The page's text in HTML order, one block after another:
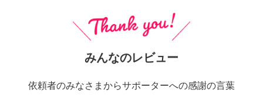
みんなのレビュー
依頼者のみなさまからサポーターへの感謝の言葉